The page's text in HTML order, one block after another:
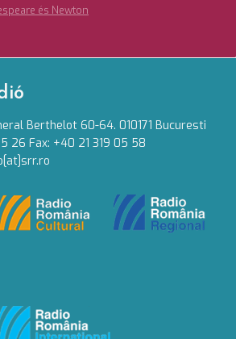
és Newton
Berthelot 60-64. 010171 Bucuresti
26 Fax: +40 21 319 05 58